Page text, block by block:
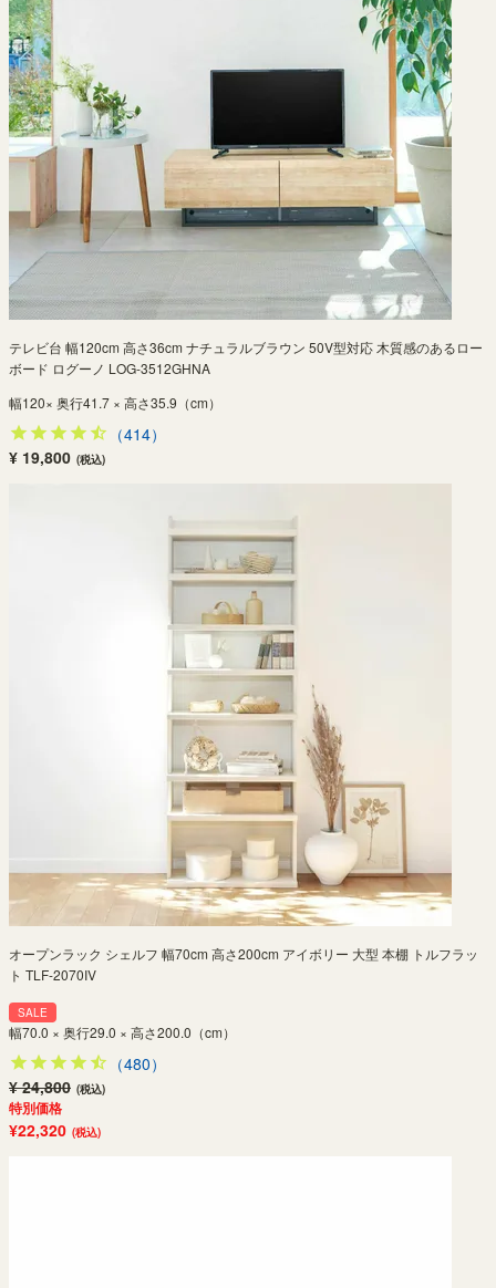
テレビ台 幅120cm 高さ36cm ナチュラルブラウン 50V型対応 木質感のあるロー
ボード ログーノ LOG-3512GHNA
幅120× 奥行41.7 × 高さ35.9（cm）
（414）
¥ 19,800 (税込)
オープンラック シェルフ 幅70cm 高さ200cm アイボリー 大型 本棚 トルフラッ
ト TLF-2070IV
SALE
幅70.0 × 奥行29.0 × 高さ200.0（cm）
（480）
¥ 24,800 (税込)
特別価格
¥22,320 (税込)